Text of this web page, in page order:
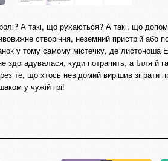
А такі, що рухаються? А такі, що
створіння, неземний пристрій або
у тому самому містечку, де листоноша
куди потрапить, а Ілля й
те, що хтось невідомий вирішив
у чужій грі!